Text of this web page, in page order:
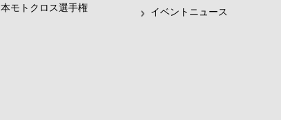
モトクロス選手権
イベントニュース